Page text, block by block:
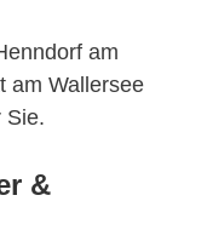
am
am Wallersee
Sie.
&